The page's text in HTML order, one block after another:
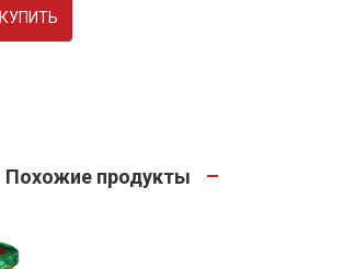
КУПИТЬ
Похожие продукты